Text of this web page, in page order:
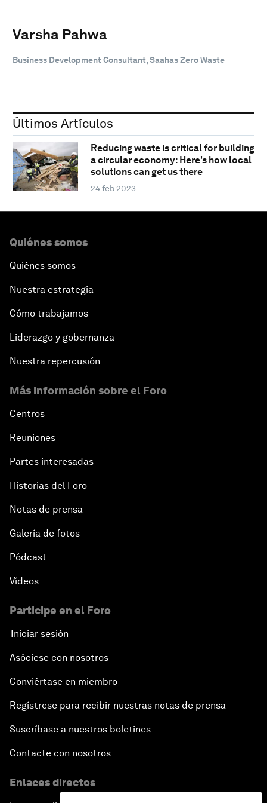
Varsha Pahwa
Business Development Consultant, Saahas Zero Waste
Últimos Artículos
Reducing waste is critical for building
a circular economy: Here's how local
solutions can get us there
24 feb 2023
Quiénes somos
Quiénes somos
Nuestra estrategia
Cómo trabajamos
Liderazgo y gobernanza
Nuestra repercusión
Más información sobre el Foro
Centros
Reuniones
Partes interesadas
Historias del Foro
Notas de prensa
Galería de fotos
Pódcast
Vídeos
Participe en el Foro
Iniciar sesión
Asóciese con nosotros
Conviértase en miembro
Regístrese para recibir nuestras notas de prensa
Suscríbase a nuestros boletines
Contacte con nosotros
Enlaces directos